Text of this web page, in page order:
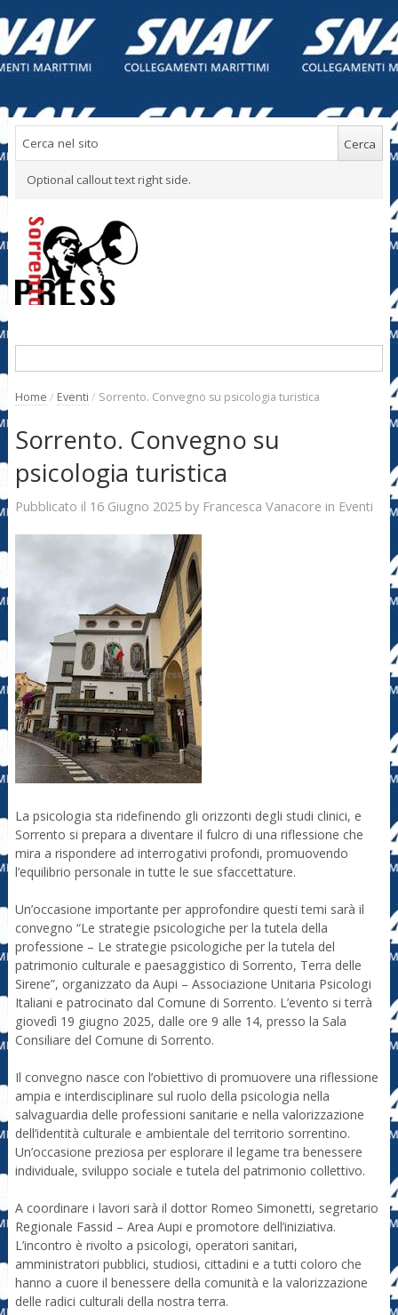
Optional callout text right side.
Home / Eventi / Sorrento. Convegno su psicologia turistica
Sorrento. Convegno su
psicologia turistica
Pubblicato il 16 Giugno 2025by Francesca Vanacore in Eventi
La psicologia sta ridefinendo gli orizzonti degli studi clinici, e
Sorrento si prepara a diventare il fulcro di una riflessione che
mira a rispondere ad interrogativi profondi, promuovendo
l’equilibrio personale in tutte le sue sfaccettature.
Un’occasione importante per approfondire questi temi sarà il
convegno “Le strategie psicologiche per la tutela della
professione – Le strategie psicologiche per la tutela del
patrimonio culturale e paesaggistico di Sorrento, Terra delle
Sirene”, organizzato da Aupi – Associazione Unitaria Psicologi
Italiani e patrocinato dal Comune di Sorrento. L’evento si terrà
giovedì 19 giugno 2025, dalle ore 9 alle 14, presso la Sala
Consiliare del Comune di Sorrento.
Il convegno nasce con l’obiettivo di promuovere una riflessione
ampia e interdisciplinare sul ruolo della psicologia nella
salvaguardia delle professioni sanitarie e nella valorizzazione
dell’identità culturale e ambientale del territorio sorrentino.
Un’occasione preziosa per esplorare il legame tra benessere
individuale, sviluppo sociale e tutela del patrimonio collettivo.
A coordinare i lavori sarà il dottor Romeo Simonetti, segretario
Regionale Fassid – Area Aupi e promotore dell’iniziativa.
L’incontro è rivolto a psicologi, operatori sanitari,
amministratori pubblici, studiosi, cittadini e a tutti coloro che
hanno a cuore il benessere della comunità e la valorizzazione
delle radici culturali della nostra terra.